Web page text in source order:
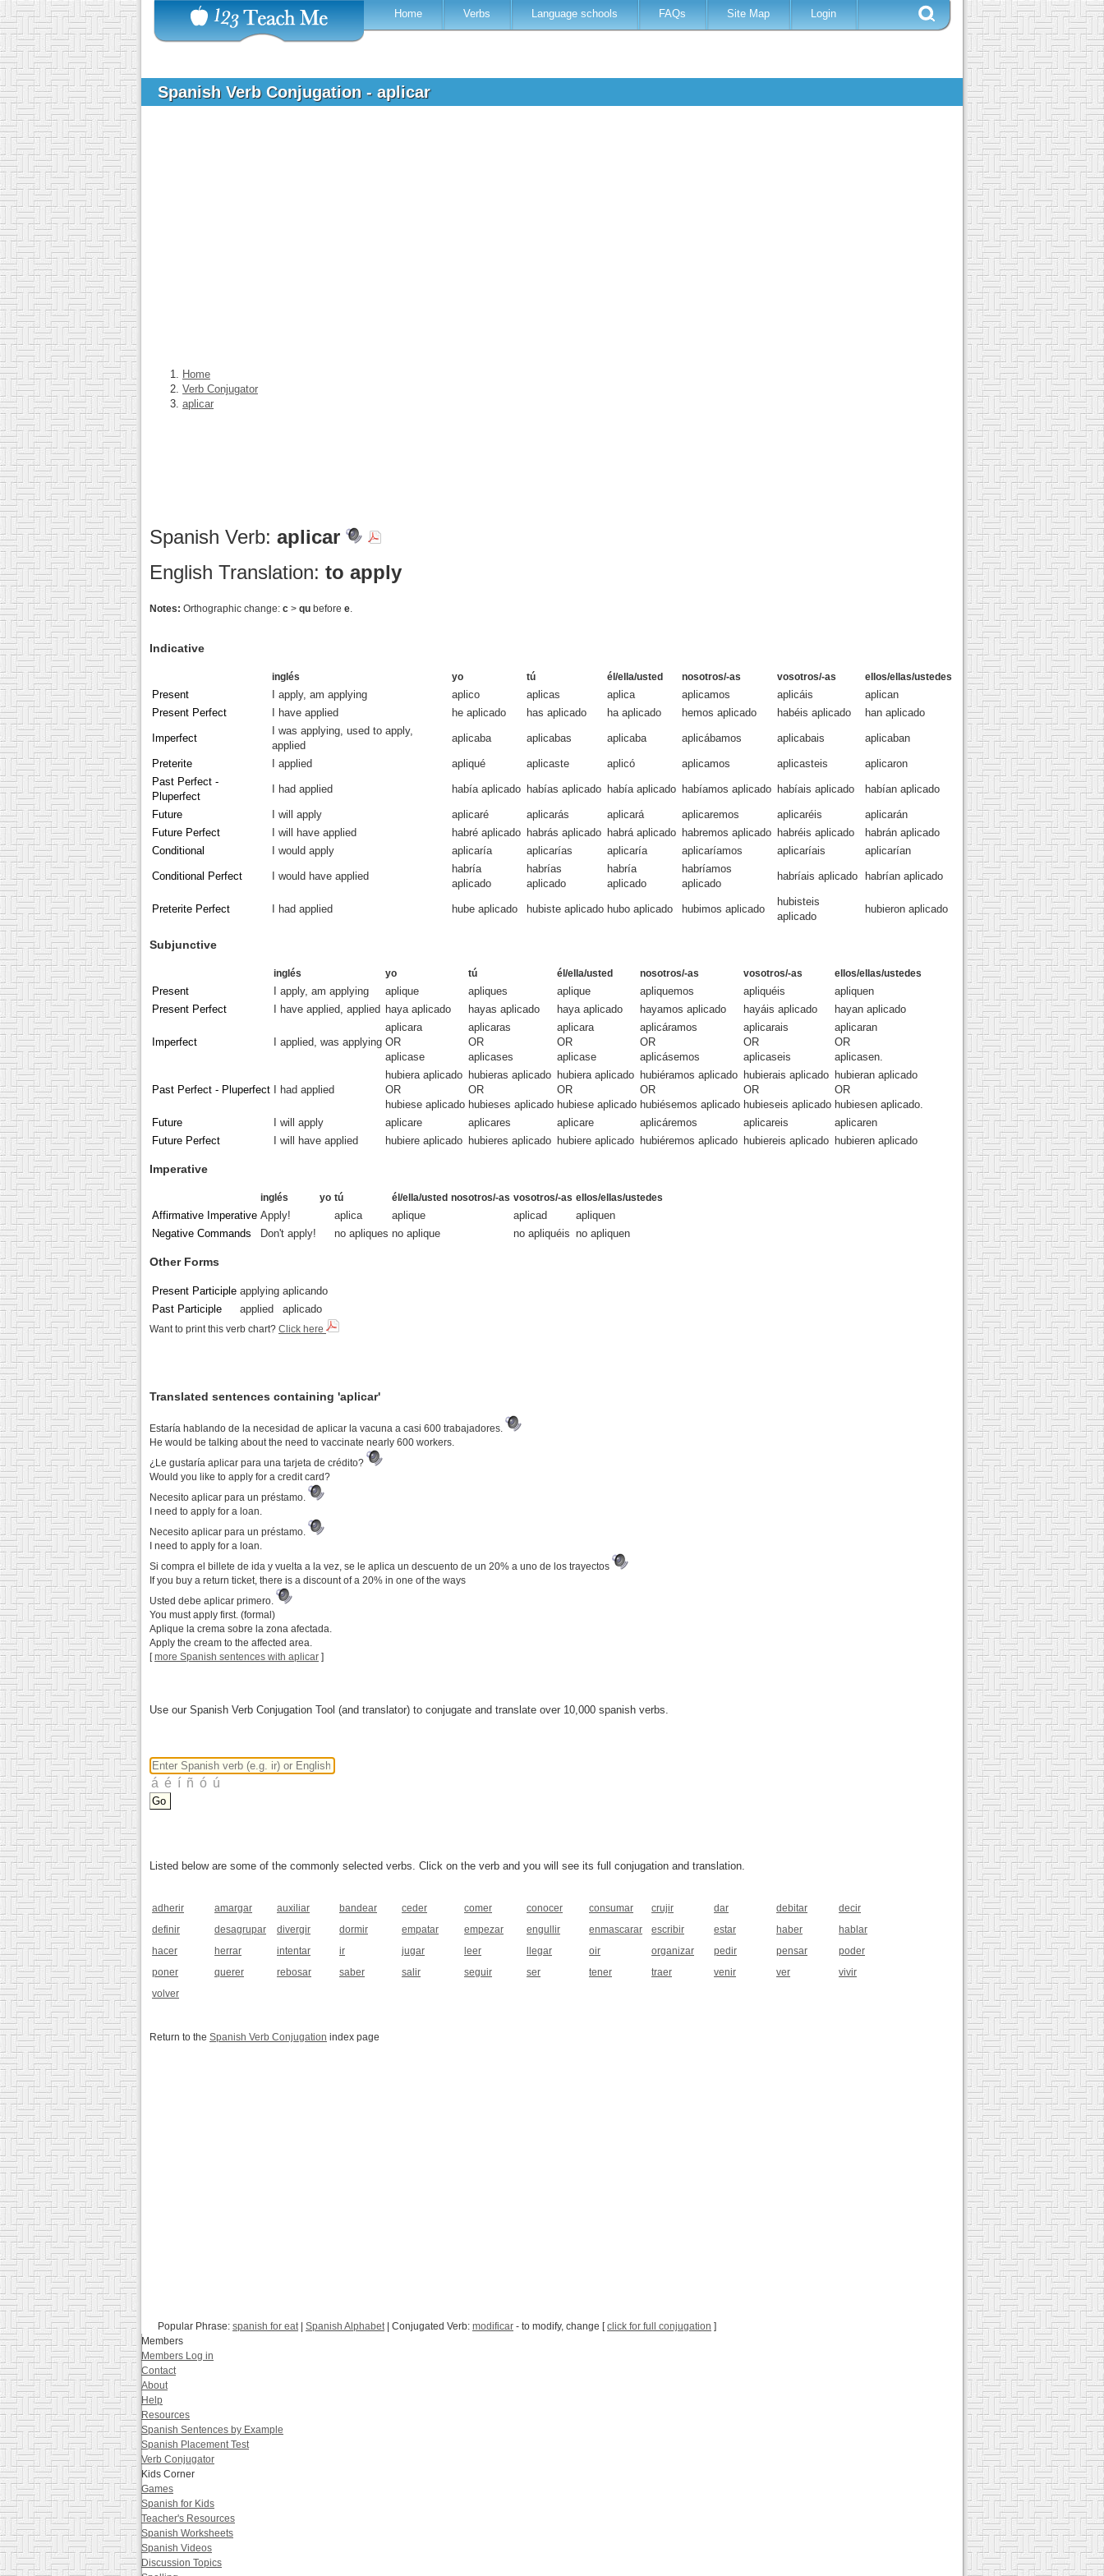
Home Verbs Language schools FAQs Site Map Login
Spanish Verb Conjugation - aplicar
Home
Verb Conjugator
aplicar
Spanish Verb: aplicar
English Translation: to apply
Notes: Orthographic change: c > qu before e.
Indicative
inglés yo tú él/ella/usted nosotros/-as vosotros/-as ellos/ellas/ustedes
Present I apply, am applying aplico aplicas aplica aplicamos aplicáis
aplican
Present Perfect
I have applied he aplicado has aplicado ha aplicado hemos aplicado habéis aplicado han aplicado
Imperfect
I was applying, used to apply,
applied
aplicaba aplicabas aplicaba aplicábamos aplicabais aplicaban
Preterite I applied apliqué aplicaste aplicó aplicamos aplicasteis
aplicaron
Past Perfect -
Pluperfect
I had applied había aplicado habías aplicado había aplicado habíamos aplicado habíais aplicado habían aplicado
Future I will apply aplicaré aplicarás aplicará aplicaremos aplicaréis
aplicarán
Future Perfect
I will have applied habré aplicado habrás aplicado habrá aplicado habremos aplicado habréis aplicado
habrán aplicado
Conditional
I would apply aplicaría aplicarías aplicaría aplicaríamos aplicaríais aplicarían
Conditional Perfect I would have applied
habría
aplicado
habrías
aplicado
habría
aplicado
habríamos
aplicado
habríais aplicado habrían aplicado
Preterite Perfect I had applied hube aplicado hubiste aplicado hubo aplicado hubimos aplicado
hubisteis
aplicado
hubieron aplicado
Subjunctive
inglés yo tú él/ella/usted nosotros/-as vosotros/-as ellos/ellas/ustedes
Present I apply, am applying aplique apliques aplique apliquemos apliquéis
apliquen
Present Perfect
I have applied, applied haya aplicado hayas aplicado haya aplicado hayamos aplicado hayáis aplicado hayan aplicado
Imperfect I applied, was applying
aplicara
OR
aplicase
aplicaras
OR
aplicases
aplicara
OR
aplicase
aplicáramos
OR
aplicásemos
aplicarais
OR
aplicaseis
aplicaran
OR
aplicasen.
Past Perfect - Pluperfect I had applied
hubiera aplicado
OR
hubiese aplicado
hubieras aplicado
OR
hubieses aplicado
hubiera aplicado
OR
hubiese aplicado
hubiéramos aplicado
OR
hubiésemos aplicado
hubierais aplicado
OR
hubieseis aplicado
hubieran aplicado
OR
hubiesen aplicado.
Future
I will apply aplicare aplicares aplicare aplicáremos aplicareis
aplicaren
Future Perfect
I will have applied hubiere aplicado hubieres aplicado hubiere aplicado hubiéremos aplicado hubiereis aplicado hubieren aplicado
Imperative
inglés yo tú él/ella/usted nosotros/-as vosotros/-as ellos/ellas/ustedes
Affirmative Imperative Apply! aplica aplique aplicad
apliquen
Negative Commands
Don't apply! no apliques no aplique no apliquéis no apliquen
Other Forms
Present Participle applying aplicando
Past Participle
applied aplicado
Want to print this verb chart? Click here
Translated sentences containing 'aplicar'
Estaría hablando de la necesidad de aplicar la vacuna a casi 600 trabajadores.
He would be talking about the need to vaccinate nearly 600 workers.
¿Le gustaría aplicar para una tarjeta de crédito?
Would you like to apply for a credit card?
Necesito aplicar para un préstamo.
I need to apply for a loan.
Necesito aplicar para un préstamo.
I need to apply for a loan.
Si compra el billete de ida y vuelta a la vez, se le aplica un descuento de un 20% a uno de los trayectos
If you buy a return ticket, there is a discount of a 20% in one of the ways
Usted debe aplicar primero.
You must apply first. (formal)
Aplique la crema sobre la zona afectada.
Apply the cream to the affected area.
[more Spanish sentences with aplicar ]
Use our Spanish Verb Conjugation Tool (and translator) to conjugate and translate over 10,000 spanish verbs.
Listed below are some of the commonly selected verbs. Click on the verb and you will see its full conjugation and translation.
adherir amargar auxiliar bandear ceder comer conocer consumar crujir dar debitar
decir
definir
desagrupar divergir dormir empatar empezar engullir enmascarar escribir estar haber
hablar
hacer
herrar intentar ir jugar leer llegar oir organizar pedir pensar
poder
poner
querer rebosar saber salir seguir ser tener traer venir ver
vivir
volver
Return to the Spanish Verb Conjugation index page
Popular Phrase: spanish for eat| Spanish Alphabet| Conjugated Verb: modificar - to modify, change [click for full conjugation ]
Members
Members Log in
Contact
About
Help
Resources
Spanish Sentences by Example
Spanish Placement Test
Verb Conjugator
Kids Corner
Games
Spanish for Kids
Teacher's Resources
Spanish Worksheets
Spanish Videos
Discussion Topics